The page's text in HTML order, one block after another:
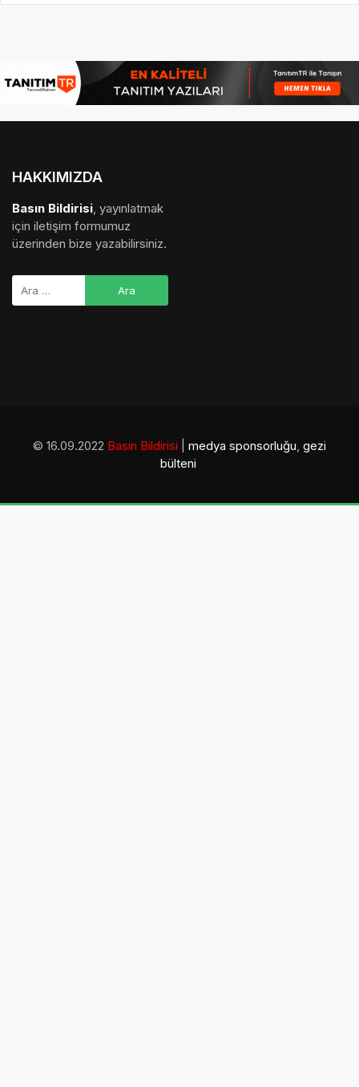
HAKKIMIZDA
Basın Bildirisi, yayınlatmak
için iletişim formumuz
üzerinden bize yazabilirsiniz.
© 16.09.2022 Basın Bildirisi medya sponsorluğu, gezi
bülteni